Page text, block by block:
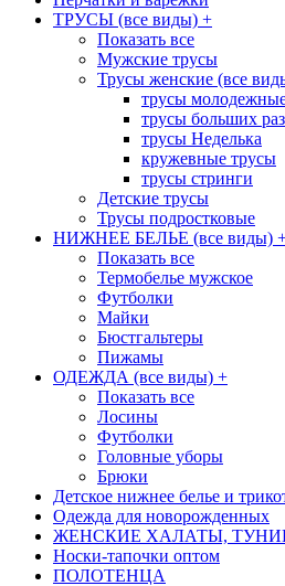
ТРУСЫ (все виды) +
Показать все
Мужские трусы
Трусы женские (все
трусы
трусы больших
трусы Неделька
кружевные трусы
трусы стринги
Детские трусы
Трусы подростковые
НИЖНЕЕ БЕЛЬЕ (все виды)
Показать все
Термобелье мужское
Футболки
Майки
Бюстгальтеры
Пижамы
ОДЕЖДА (все виды) +
Показать все
Лосины
Футболки
Головные уборы
Брюки
Детское нижнее белье и
Одежда для новорожденных
ЖЕНСКИЕ ХАЛАТЫ,
Носки-тапочки оптом
ПОЛОТЕНЦА